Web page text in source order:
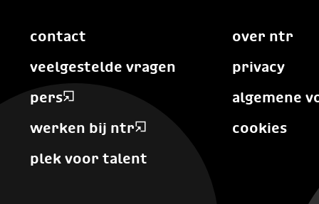
contact
veelgestelde vragen
pers
werken bij ntr
plek voor talent
over ntr
privacy
algemene
cookies